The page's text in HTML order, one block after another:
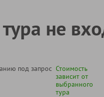
не
под запрос Стоимость
зависит от
выбранного
тура